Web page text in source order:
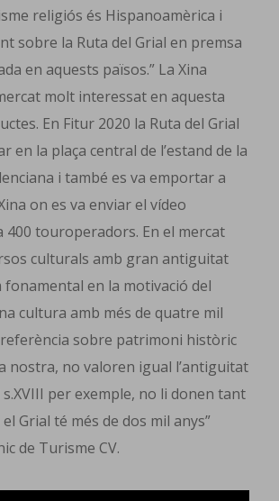
religiós és Hispanoamèrica i
sobre la Ruta del Grial en premsa
en aquests països.” La Xina
molt interessat en aquesta
En Fitur 2020 la Ruta del Grial
en la plaça central de l’estand de la
i també es va emportar a
on es va enviar el vídeo
400 touroperadors. En el mercat
culturals amb gran antiguitat
fonamental en la motivació del
cultura amb més de quatre mil
sobre patrimoni històric
nostra, no valoren igual l’antiguitat
s.XVIII per exemple, no li donen tant
Grial té més de dos mil anys”
de Turisme CV.